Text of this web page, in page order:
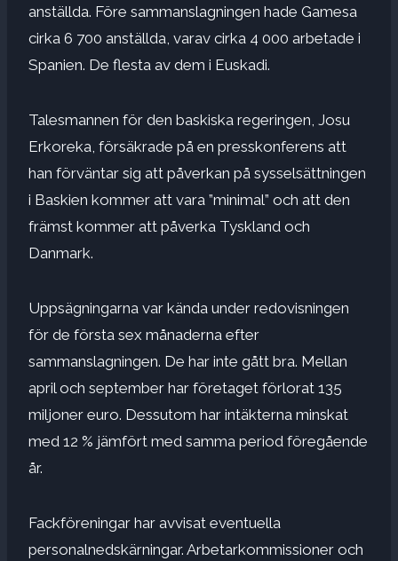
anställda. Före sammanslagningen hade Gamesa
cirka 6 700 anställda, varav cirka 4 000 arbetade i
Spanien. De flesta av dem i Euskadi.
Talesmannen för den baskiska regeringen, Josu
Erkoreka, försäkrade på en presskonferens att
han förväntar sig att påverkan på sysselsättningen
i Baskien kommer att vara ”minimal” och att den
främst kommer att påverka Tyskland och
Danmark.
Uppsägningarna var kända under redovisningen
för de första sex månaderna efter
sammanslagningen. De har inte gått bra. Mellan
april och september har företaget förlorat 135
miljoner euro. Dessutom har intäkterna minskat
med 12 % jämfört med samma period föregående
år.
Fackföreningar har avvisat eventuella
personalnedskärningar. Arbetarkommissioner och